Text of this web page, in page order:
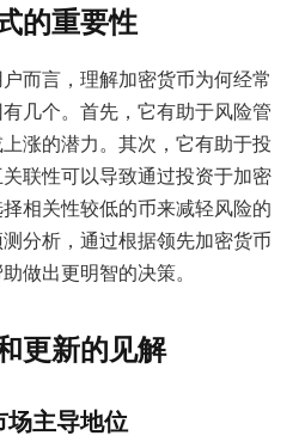
的重要性
而言，理解加密货币为何经常
几个。首先，它有助于风险管
涨的潜力。其次，它有助于投
联性可以导致通过投资于加密
相关性较低的币来减轻风险的
分析，通过根据领先加密货币
做出更明智的决策。
更新的见解
场主导地位